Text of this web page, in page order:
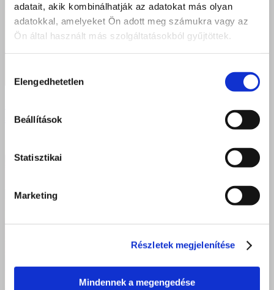
adatait, akik kombinálhatják az adatokat más olyan
adatokkal, amelyeket Ön adott meg számukra vagy az
Ön által használt más szolgáltatásokból gyűjtöttek.
kiválasztása
Elengedhetetlen
Beállítások
Statisztikai
Marketing
Részletek megjelenítése
Mindennek a megengedése
szakácsok indulnak a vendéglátás világába